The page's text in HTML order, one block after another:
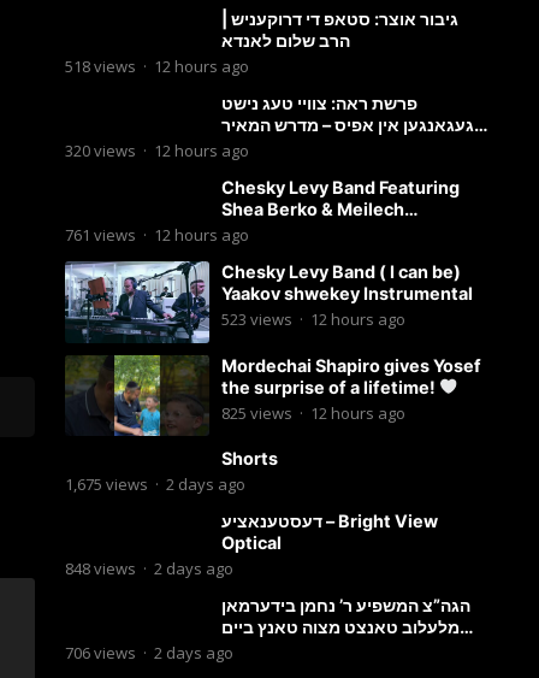
גיבור אוצר: סטאפ די דרוקעניש |
הרב שלום לאנדא
518views · 12 hours ago
פרשת ראה: צוויי טעג נישט
געגאנגען אין אפיס – מדרש המאיר
וועכענטליך אויף סטאטוס איילענד
320views · 12 hours ago
Chesky Levy Band Featuring
Shea Berko & Meilech
Braunstein (Yeedle werdyger
761 views · 12 hours ago
Chesky Levy Band ( I can be)
Yaakov shwekey Instrumental
523 views · 12 hours ago
Mordechai Shapiro gives Yosef
the surprise of a lifetime!
825 views · 12 hours ago
Shorts
1,675 views · 2 days ago
דעסטענאציע – Bright View
Optical
848views · 2 days ago
הגה”צ המשפיע ר’ נחמן בידערמאן
מלעלוב טאנצט מצוה טאנץ ביים
שמחת החתונה פון בנו החתן
706views · 2 days ago